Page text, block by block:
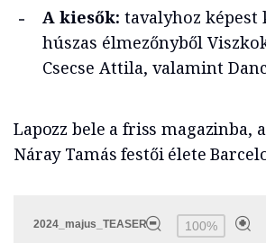
A kiesők: tavalyhoz
húszas élmezőnyből
Csecse Attila, valamint
Lapozz bele a friss magazinba,
Náray Tamás festői élete